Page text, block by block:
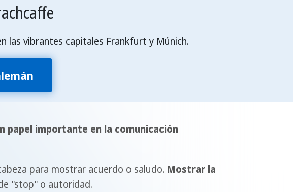
las vibrantes capitales Frankfurt y Múnich.
papel importante en la comunicación
para mostrar acuerdo o saludo. Mostrar la
"stop" o autoridad.